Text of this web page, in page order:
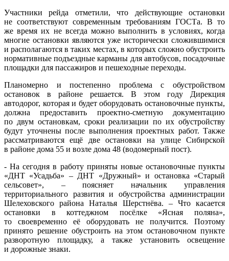
Участники рейда отметили, что действующие остановки
не соответствуют современным требованиям ГОСТа. В то
же время их не всегда можно выполнить в условиях, когда
многие остановки являются уже исторически сложившимися
и располагаются в таких местах, в которых сложно обустроить
нормативные подъездные карманы для автобусов, посадочные
площадки для пассажиров и пешеходные переходы.
Планомерно и постепенно проблема с обустройством
остановок в районе решается. В этом году Дирекция
автодорог, которая и будет оборудовать остановочные пункты,
должна предоставить проектно-сметную документацию
по двум остановкам, сроки реализации по их обустройству
будут уточнены после выполнения проектных работ. Также
рассматриваются ещё две остановки на улице Сибирской
в районе дома 55 и возле дома 48 (водомерный пост).
- На сегодня в работу приняты новые остановочные пункты
«ДНТ «Усадьба» – ДНТ «Дружный» и остановка «Старый
сельсовет», – поясняет начальник управления
территориального развития и обустройства администрации
Шелеховского района Наталья Шерстнёва. – Что касается
остановки в коттеджном посёлке «Ясная поляна»,
то своевременно её оборудовать не получится. Поэтому
принято решение обустроить на этом остановочном пункте
разворотную площадку, а также установить освещение
и дорожные знаки.